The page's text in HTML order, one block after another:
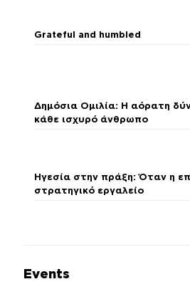
Grateful and humbled
Δημόσια Ομιλία: Η αόρατη
κάθε ισχυρό άνθρωπο
Ηγεσία στην πράξη: Όταν η
στρατηγικό εργαλείο
Events